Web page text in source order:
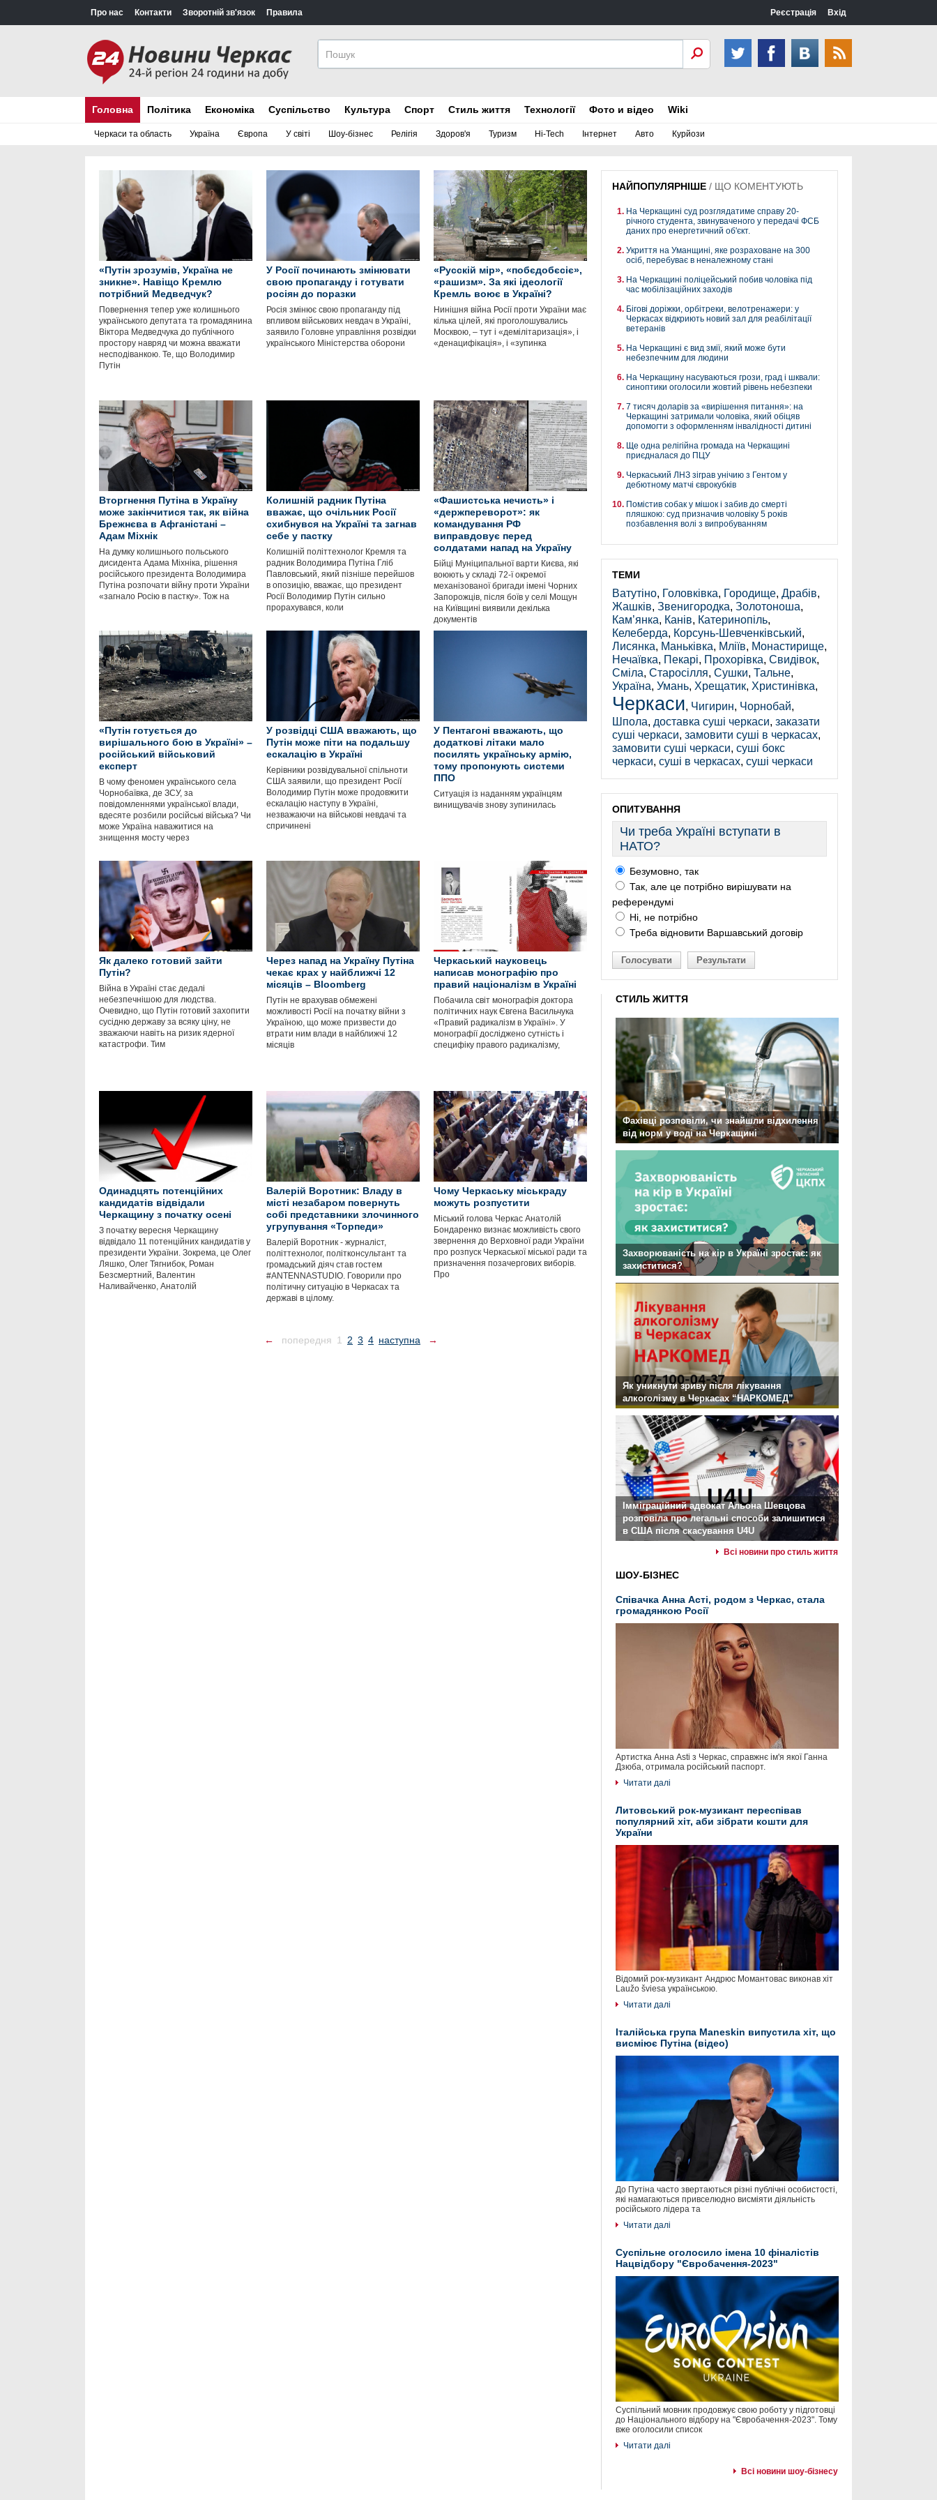
Про нас Контакти Зворотній зв'язок Правила Реєстрація Вхід
Головна
Черкаси та область Україна Європа У світі Шоу-бізнес Релігія Здоров'я Туризм Hi-Tech Інтернет Авто Курйози
Політика Економіка Суспільство Культура Спорт Стиль життя Технології Фото и відео Wiki
«Путін зрозумів, Україна не
зникне». Навіщо Кремлю
потрібний Медведчук?
Повернення тепер уже колишнього
українського депутата та громадянина
Віктора Медведчука до публічного
простору навряд чи можна вважати
несподіванкою. Те, що Володимир
Путін
У Росії починають змінювати
свою пропаганду і готувати
росіян до поразки
Росія змінює свою пропаганду під
впливом військових невдач в Україні,
заявило Головне управління розвідки
українського Міністерства оборони
«Русскій мір», «побєдобєсіє»,
«рашизм». За які ідеології
Кремль воює в Україні?
Нинішня війна Росії проти України має
кілька цілей, які проголошувались
Москвою, – тут і «демілітаризація», і
«денацифікація», і «зупинка
Вторгнення Путіна в Україну
може закінчитися так, як війна
Брежнєва в Афганістані –
Адам Міхнік
На думку колишнього польського
дисидента Адама Міхніка, рішення
російського президента Володимира
Путіна розпочати війну проти України
«загнало Росію в пастку». Тож на
Колишній радник Путіна
вважає, що очільник Росії
схибнувся на Україні та загнав
себе у пастку
Колишній політтехнолог Кремля та
радник Володимира Путіна Гліб
Павловський, який пізніше перейшов
в опозицію, вважає, що президент
Росії Володимир Путін сильно
прорахувався, коли
«Фашистська нечисть» і
«держпереворот»: як
командування РФ
виправдовує перед
солдатами напад на Україну
Бійці Муніципальної варти Києва, які
воюють у складі 72-ї окремої
механізованої бригади імені Чорних
Запорожців, після боїв у селі Мощун
на Київщині виявили декілька
документів
«Путін готується до
вирішального бою в Україні» –
російський військовий
експерт
В чому феномен українського села
Чорнобаївка, де ЗСУ, за
повідомленнями української влади,
вдесяте розбили російські війська? Чи
може Україна наважитися на
знищення мосту через
У розвідці США вважають, що
Путін може піти на подальшу
ескалацію в Україні
Керівники розвідувальної спільноти
США заявили, що президент Росії
Володимир Путін може продовжити
ескалацію наступу в Україні,
незважаючи на військові невдачі та
спричинені
У Пентагоні вважають, що
додаткові літаки мало
посилять українську армію,
тому пропонують системи
ППО
Ситуація із наданням українцям
винищувачів знову зупинилась
Як далеко готовий зайти
Путін?
Війна в Україні стає дедалі
небезпечнішою для людства.
Очевидно, що Путін готовий захопити
сусідню державу за всяку ціну, не
зважаючи навіть на ризик ядерної
катастрофи. Тим
Через напад на Україну Путіна
чекає крах у найближчі 12
місяців – Bloomberg
Путін не врахував обмежені
можливості Росії на початку війни з
Україною, що може призвести до
втрати ним влади в найближчі 12
місяців
Черкаський науковець
написав монографію про
правий націоналізм в Україні
Побачила світ монографія доктора
політичних наук Євгена Васильчука
«Правий радикалізм в Україні». У
монографії досліджено сутність і
специфіку правого радикалізму,
Одинадцять потенційних
кандидатів відвідали
Черкащину з початку осені
З початку вересня Черкащину
відвідало 11 потенційних кандидатів у
президенти України. Зокрема, це Олег
Ляшко, Олег Тягнибок, Роман
Безсмертний, Валентин
Наливайченко, Анатолій
Валерій Воротник: Владу в
місті незабаром повернуть
собі представники злочинного
угрупування «Торпеди»
Валерій Воротник - журналіст,
політтехнолог, політконсультант та
громадський діяч став гостем
#ANTENNASTUDIO. Говорили про
політичну ситуацію в Черкасах та
державі в цілому.
Чому Черкаську міськраду
можуть розпустити
Міський голова Черкас Анатолій
Бондаренко визнає можливість свого
звернення до Верховної ради України
про розпуск Черкаської міської ради та
призначення позачергових виборів.
Про
← попередня 1 2 3 4 наступна →
НАЙПОПУЛЯРНІШЕ / ЩО КОМЕНТУЮТЬ
На Черкащині суд розглядатиме справу 20-
річного студента, звинуваченого у передачі ФСБ
даних про енергетичний об'єкт.
Укриття на Уманщині, яке розраховане на 300
осіб, перебуває в неналежному стані
На Черкащині поліцейський побив чоловіка під
час мобілізаційних заходів
Бігові доріжки, орбітреки, велотренажери: у
Черкасах відкриють новий зал для реабілітації
ветеранів
На Черкащині є вид змії, який може бути
небезпечним для людини
На Черкащину насуваються грози, град і шквали:
синоптики оголосили жовтий рівень небезпеки
7 тисяч доларів за «вирішення питання»: на
Черкащині затримали чоловіка, який обіцяв
допомогти з оформленням інвалідності дитині
Ще одна релігійна громада на Черкащині
приєдналася до ПЦУ
Черкаський ЛНЗ зіграв унічию з Гентом у
дебютному матчі єврокубків
Помістив собак у мішок і забив до смерті
пляшкою: суд призначив чоловіку 5 років
позбавлення волі з випробуванням
ТЕМИ
Ватутіно, Головківка, Городище, Драбів,
Жашків, Звенигородка, Золотоноша,
Кам’янка, Канів, Катеринопіль,
Келеберда, Корсунь-Шевченківський,
Лисянка, Маньківка, Мліїв, Монастирище,
Нечаївка, Пекарі, Прохорівка, Свидівок,
Сміла, Старосілля, Сушки, Тальне,
Україна, Умань, Хрещатик, Христинівка,
Черкаси, Чигирин, Чорнобай,
Шпола, доставка суші черкаси, заказати
суші черкаси, замовити суші в черкасах,
замовити суші черкаси, суші бокс
черкаси, суші в черкасах, суші черкаси
ОПИТУВАННЯ
Чи треба Україні вступати в
НАТО?
Безумовно, так
Так, але це потрібно вирішувати на
референдумі
Ні, не потрібно
Треба відновити Варшавський договір
Голосувати Результати
СТИЛЬ ЖИТТЯ
Фахівці розповіли, чи знайшли відхилення
від норм у воді на Черкащині
Захворюваність на кір в Україні зростає: як
захиститися?
Як уникнути зриву після лікування
алкоголізму в Черкасах “НАРКОМЕД”
Імміграційний адвокат Альона Шевцова
розповіла про легальні способи залишитися
в США після скасування U4U
Всі новини про стиль життя
ШОУ-БІЗНЕС
Співачка Анна Асті, родом з Черкас, стала
громадянкою Росії
Артистка Анна Asti з Черкас, справжнє ім'я якої Ганна
Дзюба, отримала російський паспорт.
Читати далі
Литовський рок-музикант переспівав
популярний хіт, аби зібрати кошти для
України
Відомий рок-музикант Андрюс Момантовас виконав хіт
Laužo šviesa українською.
Читати далі
Італійська група Maneskin випустила хіт, що
висміює Путіна (відео)
До Путіна часто звертаються різні публічні особистості,
які намагаються привселюдно висміяти діяльність
російського лідера та
Читати далі
Суспільне оголосило імена 10 фіналістів
Нацвідбору "Євробачення-2023"
Суспільний мовник продовжує свою роботу у підготовці
до Національного відбору на "Євробачення-2023". Тому
вже оголосили список
Читати далі
Всі новини шоу-бізнесу